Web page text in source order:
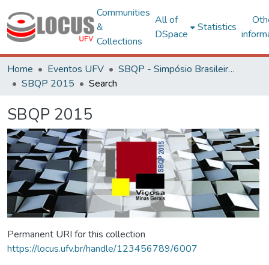
Communities
&
Collections
All of
DSpace
Statistics
Home Eventos UFV
SBQP - Simpósio Brasileiro de Qualidade do Projeto no Ambiente Construído
SBQP 2015
Search
SBQP 2015
Permanent URI for this collection
https://locus.ufv.br/handle/123456789/6007